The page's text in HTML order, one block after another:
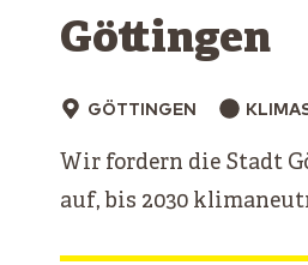
Göttingen
GÖTTINGEN
Wir fordern die Stadt
auf, bis 2030